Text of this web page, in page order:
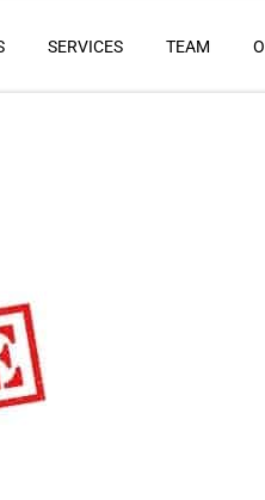
SERVICES TEAM